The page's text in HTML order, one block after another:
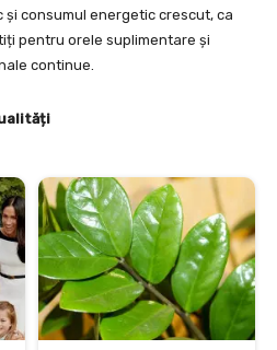
consumul energetic crescut, ca
pentru orele suplimentare și
continue.